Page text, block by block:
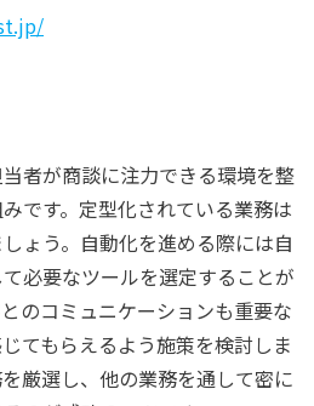
者が商談に注力できる環境を整
です。定型化されている業務は
ょう。自動化を進める際には自
必要なツールを選定することが
のコミュニケーションも重要な
てもらえるよう施策を検討しま
厳選し、他の業務を通して密に